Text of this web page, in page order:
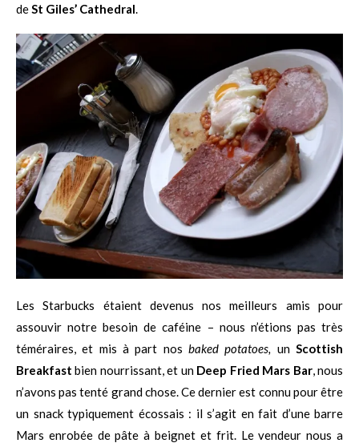
de St Giles’ Cathedral
Les Starbucks étaient devenus nos meilleurs amis pour
assouvir notre besoin de caféine – nous n’étions pas très
téméraires, et mis à part nos baked potatoes, unScottish
Breakfast bien nourrissant, et un Deep Fried Mars Bar, nous
n’avons pas tenté grand chose. Ce dernier est connu pour être
un snack typiquement écossais : il s’agit en fait d’une barre
Mars enrobée de pâte à beignet et frit. Le vendeur nous a